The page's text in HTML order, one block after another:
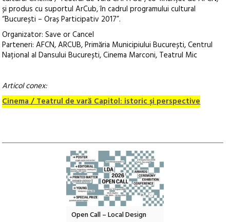
și produs cu suportul ArCub, în cadrul programului cultural
“București – Oraș Participativ 2017”.
Organizator: Save or Cancel
Parteneri: AFCN, ARCUB, Primăria Municipiului București, Centrul
Național al Dansului București, Cinema Marconi, Teatrul Mic
Articol conex:
Cinema / Teatrul de vară Capitol: istoric și perspective
Open Call – Local Design
Anuala de artă urbană